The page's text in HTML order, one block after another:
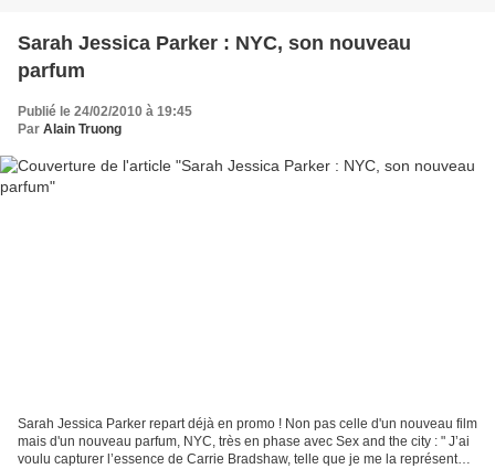
Sarah Jessica Parker : NYC, son nouveau
parfum
Publié le 24/02/2010 à 19:45
Par Alain Truong
Sarah Jessica Parker repart déjà en promo ! Non pas celle d'un nouveau film
mais d'un nouveau parfum, NYC, très en phase avec Sex and the city : " J’ai
voulu capturer l’essence de Carrie Bradshaw, telle que je me la représente